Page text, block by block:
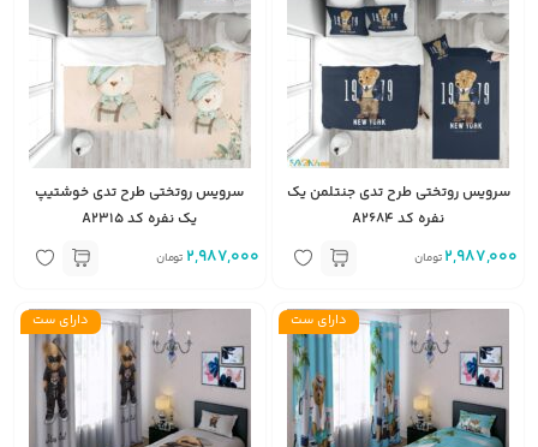
سرویس روتختی طرح تدی جنتلمن یک
نفره کد A2684
2,987,000 تومان
سرویس روتختی طرح تدی خوشتیپ
یک نفره کد A2315
2,987,000 تومان
دارای ست دارای ست